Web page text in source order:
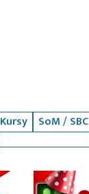
Kursy SoM / SBC